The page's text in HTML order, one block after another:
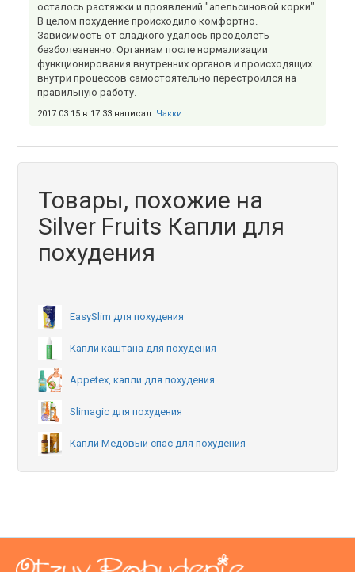
осталось растяжки и проявлений "апельсиновой корки".
В целом похудение происходило комфортно.
Зависимость от сладкого удалось преодолеть
безболезненно. Организм после нормализации
функционирования внутренних органов и происходящих
внутри процессов самостоятельно перестроился на
правильную работу.
2017.03.15 в 17:33 написал: Чакки
Товары, похожие на
Silver Fruits Капли для
похудения
EasySlim для похудения
Капли каштана для похудения
Appetex, капли для похудения
Slimagic для похудения
Капли Медовый спас для похудения